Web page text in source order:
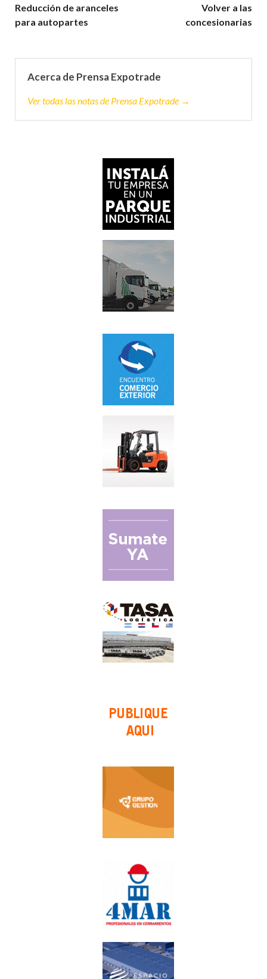
Reducción de aranceles
para autopartes
Volver a las
concesionarias
Acerca de Prensa Expotrade
Ver todas las notas de Prensa Expotrade →